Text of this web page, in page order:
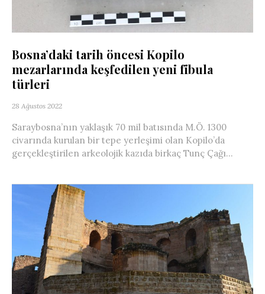
Bosna’daki tarih öncesi Kopilo
mezarlarında keşfedilen yeni fibula
türleri
28 Ağustos 2022
Saraybosna’nın yaklaşık 70 mil batısında M.Ö. 1300
civarında kurulan bir tepe yerleşimi olan Kopilo’da
gerçekleştirilen arkeolojik kazıda birkaç Tunç Çağı...